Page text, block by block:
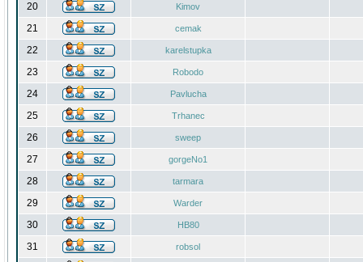
20 Kimov
21 cemak
22 karelstupka
23 Robodo
24 Pavlucha
25 Trhanec
26 sweep
27 gorgeNo1
28 tarmara
29 Warder
30 HB80
31 robsol